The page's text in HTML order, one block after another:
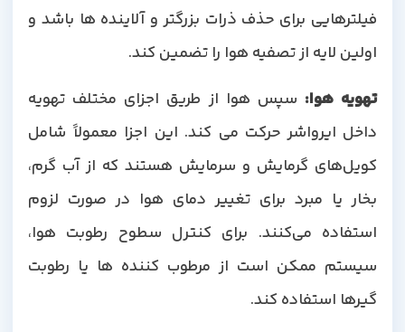
فیلترهایی برای حذف ذرات بزرگتر و آلاینده ها باشد و
اولین لایه از تصفیه هوا را تضمین کند.
تهویه هوا: سپس هوا از طریق اجزای مختلف تهویه
داخل ایرواشر حرکت می کند. این اجزا معمولاً شامل
کویل‌های گرمایش و سرمایش هستند که از آب گرم،
بخار یا مبرد برای تغییر دمای هوا در صورت لزوم
استفاده می‌کنند. برای کنترل سطوح رطوبت هوا،
سیستم ممکن است از مرطوب کننده ها یا رطوبت
گیرها استفاده کند.